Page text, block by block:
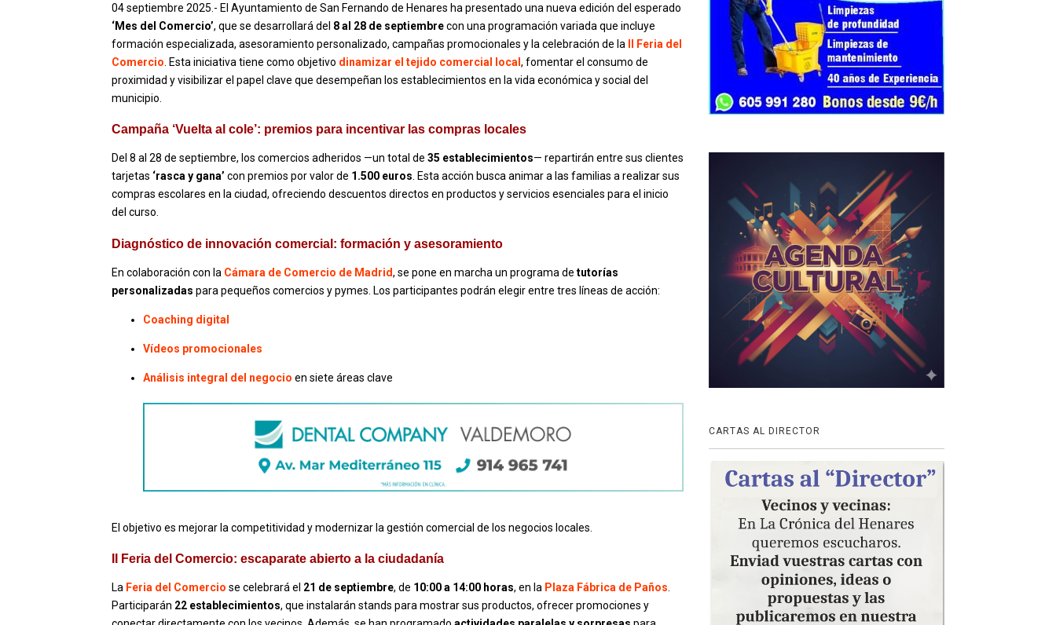
04 septiembre 2025.- El Ayuntamiento de San Fernando de Henares ha presentado una nueva edición del esperado
‘Mes del Comercio’, que se desarrollará del 8 al 28 de septiembrecon una programación variada que incluye
formación especializada, asesoramiento personalizado, campañas promocionales y la celebración de la
II Feria del
Comercio . Esta iniciativa tiene como objetivo dinamizar el tejido comercial local , fomentar el consumo de
proximidad y visibilizar el papel clave que desempeñan los establecimientos en la vida económica y social del
municipio.
Campaña ‘Vuelta al cole’: premios para incentivar las compras locales
Del 8 al 28 de septiembre, los comercios adheridos —un total de 35 establecimientos— repartirán entre sus clientes
tarjetas ‘rasca y gana’ con premios por valor de 1.500 euros. Esta acción busca animar a las familias a realizar sus
compras escolares en la ciudad, ofreciendo descuentos directos en productos y servicios esenciales para el inicio
del curso.
Diagnóstico de innovación comercial: formación y asesoramiento
En colaboración con la Cámara de Comercio de Madrid, se pone en marcha un programa de tutorías
personalizadas para pequeños comercios y pymes. Los participantes podrán elegir entre tres líneas de acción:
Coaching digital
Vídeos promocionales
Análisis integral del negocio en siete áreas clave
El objetivo es mejorar la competitividad y modernizar la gestión comercial de los negocios locales.
II Feria del Comercio: escaparate abierto a la ciudadanía
La Feria del Comercio se celebrará el 21 de septiembre, de 10:00 a 14:00 horas, en la Plaza Fábrica de Paños
Participarán 22 establecimientos, que instalarán stands para mostrar sus productos, ofrecer promociones y
CARTAS AL DIRECTOR